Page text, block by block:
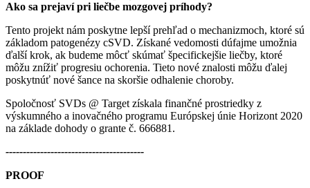
Ako sa prejaví pri liečbe mozgovej príhody?
Tento projekt nám poskytne lepší prehľad o mechanizmoch, ktoré sú
základom patogenézy cSVD. Získané vedomosti dúfajme umožnia
ďalší krok, ak budeme môcť skúmať špecifickejšie liečby, ktoré
môžu znížiť progresiu ochorenia. Tieto nové znalosti môžu ďalej
poskytnúť nové šance na skoršie odhalenie choroby.
Spoločnosť SVDs @ Target získala finančné prostriedky z
výskumného a inovačného programu Európskej únie Horizont 2020
na základe dohody o grante č. 666881.
----------------------------------------
PROOF